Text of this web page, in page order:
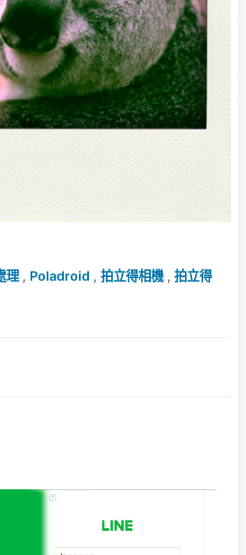
理 , Poladroid , 拍立得相機, 拍立得